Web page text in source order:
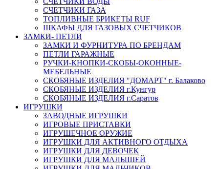
СЧЕТЧИКИ ГАЗА
ТОПЛИВНЫЕ БРИКЕТЫ RUF
ШКАФЫ ДЛЯ ГАЗОВЫХ СЧЕТЧИКОВ
ЗАМКИ- ПЕТЛИ
ЗАМКИ И ФУРНИТУРА ПО БРЕНДАМ
ПЕТЛИ ГАРАЖНЫЕ
РУЧКИ-КНОПКИ-СКОБЫ-ОКОННЫЕ-
МЕБЕЛЬНЫЕ
СКОБЯНЫЕ ИЗДЕЛИЯ "ДОМАРТ" г. Балаково
СКОБЯНЫЕ ИЗДЕЛИЯ г.Кунгур
СКОБЯНЫЕ ИЗДЕЛИЯ г.Саратов
ИГРУШКИ
ЗАВОДНЫЕ ИГРУШКИ
ИГРОВЫЕ ПРИСТАВКИ
ИГРУШЕЧНОЕ ОРУЖИЕ
ИГРУШКИ ДЛЯ АКТИВНОГО ОТДЫХА
ИГРУШКИ ДЛЯ ДЕВОЧЕК
ИГРУШКИ ДЛЯ МАЛЫШЕЙ